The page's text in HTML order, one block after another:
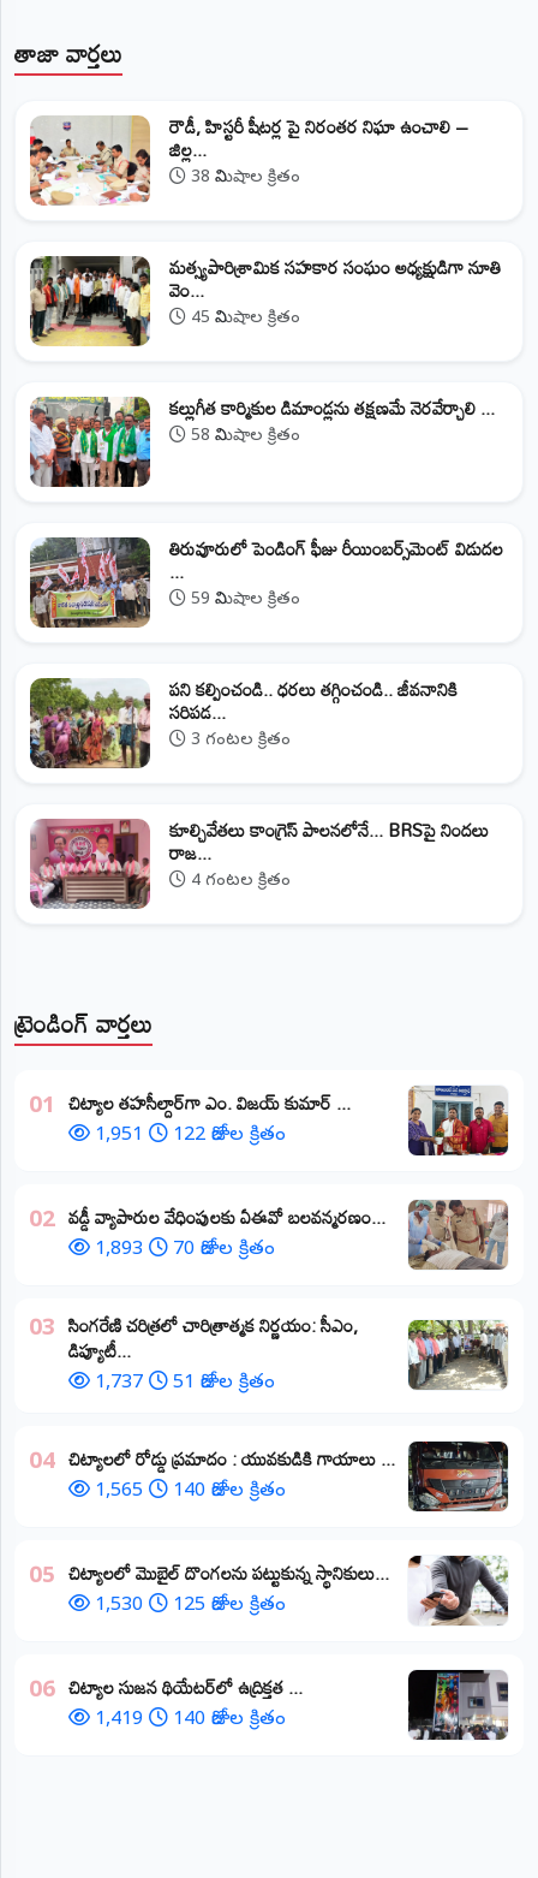
ట్రెండింగ్ వార్తలు
01 ​చిట్యాల తహసీల్దార్‌గా ఎం. విజయ్ కుమార్ ...
1,951 122 రోజుల క్రితం
02 వడ్డీ వ్యాపారుల వేధింపులకు ఏఈవో బలవన్మరణం...
1,893 70 రోజుల క్రితం
03 ​సింగరేణి చరిత్రలో చారిత్రాత్మక నిర్ణయం: సీఎం,
డిప్యూటీ...
1,737 51 రోజుల క్రితం
04 చిట్యాలలో రోడ్డు ప్రమాదం : యువకుడికి గాయాలు ​...
1,565 140 రోజుల క్రితం
05 చిట్యాలలో మొబైల్ దొంగలను పట్టుకున్న స్థానికులు...
1,530 125 రోజుల క్రితం
06 చిట్యాల సుజన థియేటర్‌లో ఉద్రిక్తత ...
1,419 140 రోజుల క్రితం
తాజా వార్తలు
రౌడీ, హిస్టరీ షీటర్ల పై నిరంతర నిఘా ఉంచాలి –
జిల్ల...
38 నిమిషాల క్రితం
మత్స్యపారిశ్రామిక సహకార సంఘం అధ్యక్షుడిగా నూతి
వెం...
45 నిమిషాల క్రితం
కల్లుగీత కార్మికుల డిమాండ్లను తక్షణమే నెరవేర్చాలి ...
58 నిమిషాల క్రితం
తిరువూరులో పెండింగ్ ఫీజు రీయింబర్స్‌మెంట్ విడుదల
...
59 నిమిషాల క్రితం
పని కల్పించండి.. ధరలు తగ్గించండి.. జీవనానికి
సరిపడ...
3 గంటల క్రితం
కూల్చివేతలు కాంగ్రెస్ పాలనలోనే... BRSపై నిందలు
రాజ...
4 గంటల క్రితం